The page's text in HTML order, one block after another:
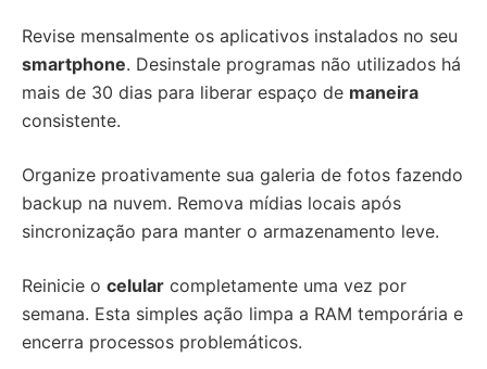
Revise mensalmente os aplicativos instalados no seu
smartphone. Desinstale programas não utilizados há
mais de 30 dias para liberar espaço de maneira
consistente.
Organize proativamente sua galeria de fotos fazendo
backup na nuvem. Remova mídias locais após
sincronização para manter o armazenamento leve.
Reinicie o celular completamente uma vez por
semana. Esta simples ação limpa a RAM temporária e
encerra processos problemáticos.